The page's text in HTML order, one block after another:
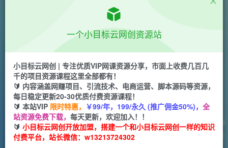
会员专属 正文
（6430期）老人特效短视频创作教程，一个月涨
粉5w粉丝秘诀 新手0基础学习【全套教程】
一个小目标云网创
2年前发布
关注 私信
1646 167
付费阅读
一个小目标云网创资源站
小目标云网创 | 专注优质VIP网课资源分享，市面上收费几百几
千的项目资源课程这里全部都有！
🔰 内容涵盖网赚项目、引流技术、电商运营、脚本源码等资源，
每日稳定更新20-30优质付费资源课程！
🔰 本站VIP 限时特惠， ￥99/年，199/永久 (推广佣金50%)， 全
站资源免费下载， 每天更新，欢迎加入！！
🔰 小目标云网创开放加盟，搭建一个和小目标云网创一样的知识
付费平台，站长微信：w13213724302